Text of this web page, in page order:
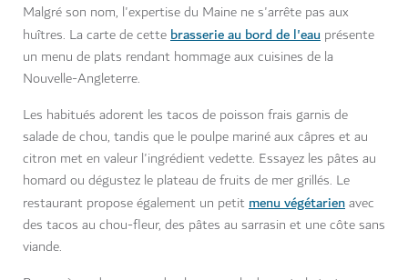
Malgré son nom, l'expertise du Maine ne s'arrête pas aux
huîtres. La carte de cettebrasserie au bord de l'eau présente
un menu de plats rendant hommage aux cuisines de la
Nouvelle-Angleterre.
Les habitués adorent les tacos de poisson frais garnis de
salade de chou, tandis que le poulpe mariné aux câpres et au
citron met en valeur l'ingrédient vedette. Essayez les pâtes au
homard ou dégustez le plateau de fruits de mer grillés. Le
restaurant propose également un petitmenu végétarienavec
des tacos au chou-fleur, des pâtes au sarrasin et une côte sans
viande.